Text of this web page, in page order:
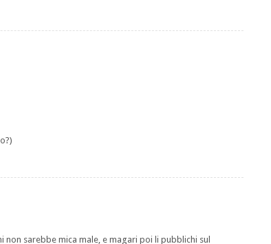
sarebbe mica male, e magari poi li pubblichi sul